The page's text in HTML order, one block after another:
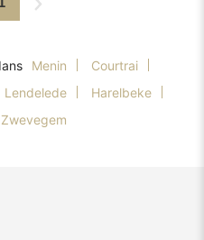
Menin
Courtrai
Lendelede
Harelbeke
Zwevegem